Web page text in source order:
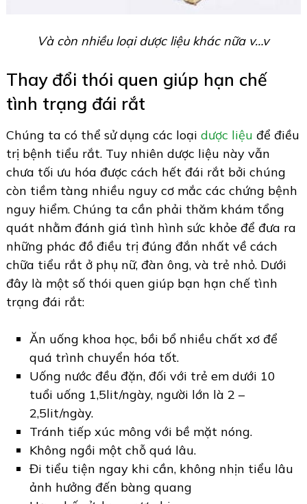
Và còn nhiều loại dược liệu khác nữa v…v
Thay đổi thói quen giúp hạn chế
tình trạng đái rắt
Chúng ta có thể sử dụng các loại dược liệu để điều
trị bệnh tiểu rắt. Tuy nhiên dược liệu này vẫn
chưa tối ưu hóa được cách hết đái rắt bởi chúng
còn tiềm tàng nhiều nguy cơ mắc các chứng bệnh
nguy hiểm. Chúng ta cần phải thăm khám tổng
quát nhằm đánh giá tình hình sức khỏe để đưa ra
những phác đồ điều trị đúng đắn nhất về cách
chữa tiểu rắt ở phụ nữ, đàn ông, và trẻ nhỏ. Dưới
đây là một số thói quen giúp bạn hạn chế tình
trạng đái rắt:
Ăn uống khoa học, bồi bổ nhiều chất xơ để
quá trình chuyển hóa tốt.
Uống nước đều đặn, đối với trẻ em dưới 10
tuổi uống 1,5lit/ngày, người lớn là 2 –
2,5lit/ngày.
Tránh tiếp xúc mông với bề mặt nóng.
Không ngồi một chỗ quá lâu.
Đi tiểu tiện ngay khi cần, không nhịn tiểu lâu
ảnh hưởng đến bàng quang